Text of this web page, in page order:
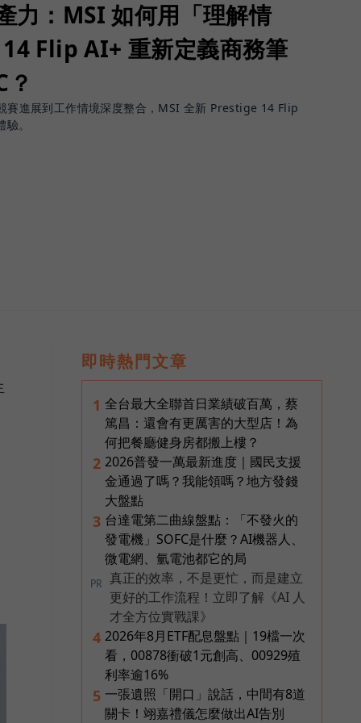
力：MSI 如何用「理解情
Flip AI+ 重新定義商務筆
賽進展到工作情境深度整合，MSI 全新 Prestige 14 Flip
。
即時熱門文章
1 全台最大全聯首日業績破百萬，蔡
篤昌：還會有更厲害的大型店！為
何把餐廳健身房都搬上樓？
2 2026普發一萬最新進度｜國民支援
金通過了嗎？我能領嗎？地方發錢
大盤點
3 台達電第二曲線盤點：「不發火的
發電機」SOFC是什麼？AI機器人、
微電網、氫電池都它的局
PR
真正的效率，不是更忙，而是建立
更好的工作流程！立即了解《AI 人
才全方位實戰課》
4 2026年8月ETF配息盤點｜19檔一次
看，00878衝破1元創高、00929殖
利率逾16%
5 一張遺照「開口」說話，中間有8道
關卡！翊嘉禮儀怎麼做出AI告別